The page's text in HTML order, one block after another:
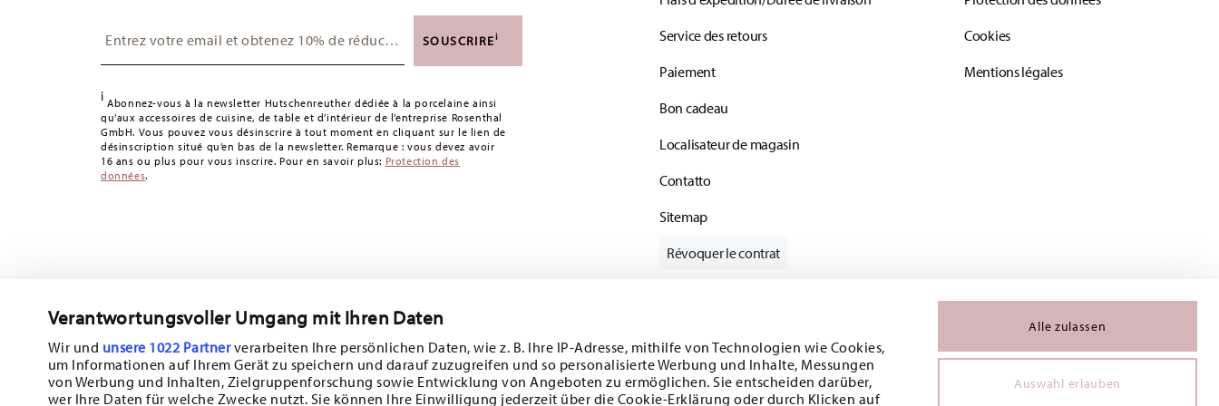
Verantwortungsvoller Umgang mit Ihren Daten
Wir und unsere 1022 Partnerverarbeiten Ihre persönlichen Daten, wie z. B. Ihre IP-Adresse, mithilfe von Technologien wie Cookies,
um Informationen auf Ihrem Gerät zu speichern und darauf zuzugreifen und so personalisierte Werbung und Inhalte, Messungen
von Werbung und Inhalten, Zielgruppenforschung sowie Entwicklung von Angeboten zu ermöglichen. Sie entscheiden darüber,
wer Ihre Daten für welche Zwecke nutzt. Sie können Ihre Einwilligung jederzeit über die Cookie-Erklärung oder durch Klicken auf
Alle zulassen
Auswahl erlauben
Les livraisons en Suisse sont gratuites à partir de 49,90 CHF. Pour toute commande inférieure à
49,90 CHF, les frais de livraison s'élèvent à 36,90 CHF.
5-7 jours ouvrables pour les articles en stock. Vous pouvez consulter les
délais de livraison vers d'autres paysici.
Retours :Pour les retours, veuillez utiliser notreservice de retour.
SOUSCRIREi
i Abonnez-vous à la newsletter Hutschenreuther dédiée à la porcelaine ainsi
qu’aux accessoires de cuisine, de table et d’intérieur de l’entreprise Rosenthal
GmbH. Vous pouvez vous désinscrire à tout moment en cliquant sur le lien de
désinscription situé qu’en bas de la newsletter. Remarque : vous devez avoir
16 ans ou plus pour vous inscrire. Pour en savoir plus: Protection des
données.
Service des retours
Paiement
Bon cadeau
Localisateur de magasin
Contatto
Sitemap
Cookies
Mentions légales
Révoquer le contrat
Suivez-nous sur
Abonnez-vous à notre newsletter et recevez une réduction de 10%!
Tiens-toi au courant des nouveautés, des tendances et